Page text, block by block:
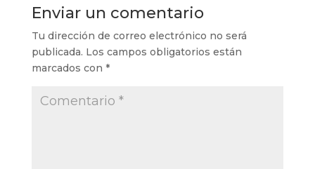
Enviar un comentario
Tu dirección de correo electrónico no será
publicada. Los campos obligatorios están
marcados con *